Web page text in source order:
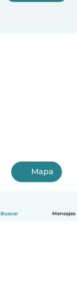
Buscar Mensajes
Mapa